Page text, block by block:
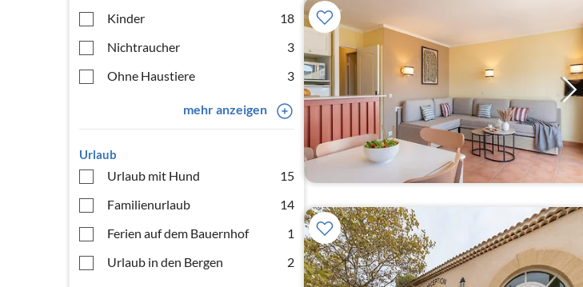
Kinder
18
Nichtraucher
3
Ohne Haustiere
3
mehr anzeigen
Urlaub
Urlaub mit Hund
15
Familienurlaub
14
Ferien auf dem Bauernhof
1
Urlaub in den Bergen
2